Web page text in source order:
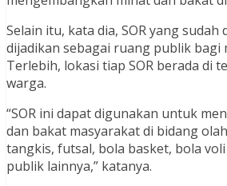
Selain itu, kata dia, SOR yang
dijadikan sebagai ruang publik bagi
Terlebih, lokasi tiap SOR berada di
warga.
“SOR ini dapat digunakan untuk
dan bakat masyarakat di bidang
tangkis, futsal, bola basket, bola
publik lainnya,” katanya.